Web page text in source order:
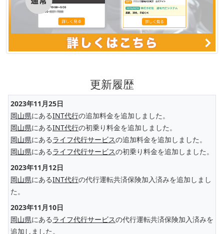
更新履歴
2023年11月25日
岡山県にあるINT代行の追加料金を追加しました。
岡山県にあるINT代行の初乗り料金を追加しました。
岡山県にあるライフ代行サービスの追加料金を追加しました。
岡山県にあるライフ代行サービスの初乗り料金を追加しました。
2023年11月12日
岡山県にあるINT代行の代行運転共済保険加入済みを追加しまし
た。
2023年11月10日
岡山県にあるライフ代行サービスの代行運転共済保険加入済みを
追加しました。